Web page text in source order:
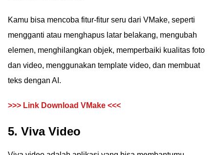
Kamu bisa mencoba fitur-fitur seru dari VMake, seperti
mengganti atau menghapus latar belakang, mengubah
elemen, menghilangkan objek, memperbaiki kualitas foto
dan video, menggunakan template video, dan membuat
teks dengan AI.
>>> Link Download VMake <<<
5. Viva Video